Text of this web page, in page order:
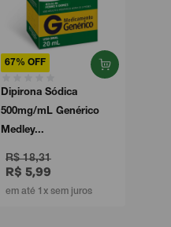
67% OFF
Dipirona Sódica
500mg/mL Genérico
Medley...
R$ 18,31
R$ 5,99
em até 1x sem juros